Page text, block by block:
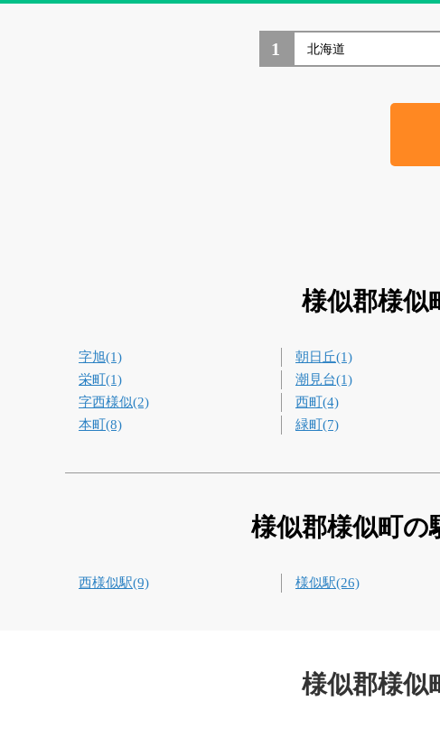
1
様似郡様似
字旭(1) 朝日丘(1)
栄町(1)
潮見台(1)
字西様似(2)
西町(4)
本町(8)
緑町(7)
様似郡様似町の
西様似駅(9) 様似駅(26)
様似郡様似